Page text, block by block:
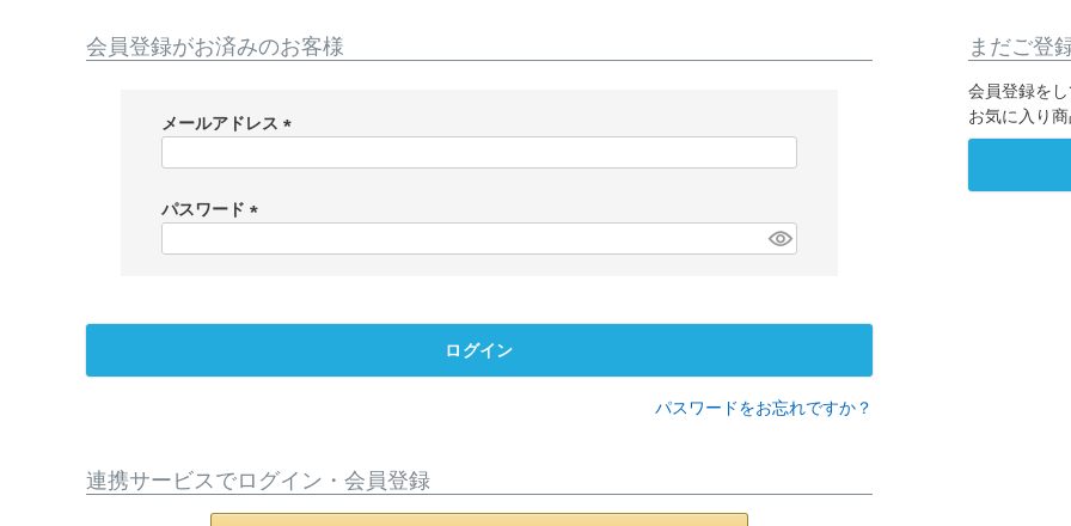
会員登録がお済みのお客様
メールアドレス
)
パスワード
ログイン
パスワードをお忘れですか？
連携サービスでログイン・会員登録
まだご登
会員登録を
お気に入り